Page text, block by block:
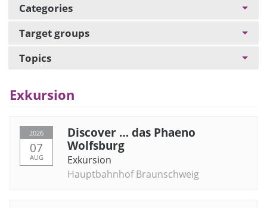
Categories
Target groups
Topics
Exkursion
2026
07
AUG
Discover … das Phaeno
Wolfsburg
Exkursion
Hauptbahnhof Braunschweig